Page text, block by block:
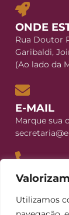
Utilizamos
ONDE
Rua Doutor
Garibaldi,
(Ao lado da
E-MAIL
Marque sua
CONTATO
+55 (47)